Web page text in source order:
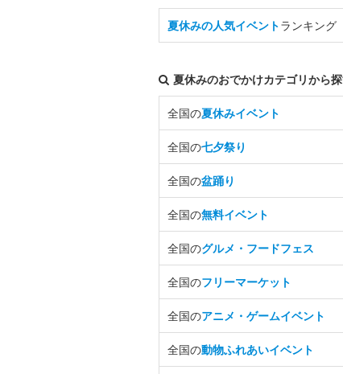
夏休みの人気イベントランキング
夏休みのおでかけカテゴリから
全国の夏休みイベント
全国の七夕祭り
全国の盆踊り
全国の無料イベント
全国のグルメ・フードフェス
全国のフリーマーケット
全国のアニメ・ゲームイベント
全国の動物ふれあいイベント